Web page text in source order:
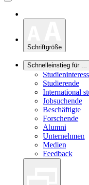
Schriftgröße
Schnelleinstieg für ...
Studierende
International
Jobsuchende
Beschäftigte
Forschende
Alumni
Unternehmen
Medien
Feedback